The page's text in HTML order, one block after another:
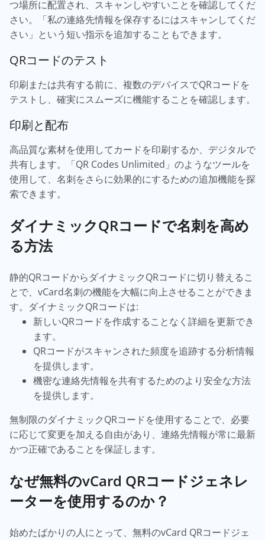
つ場所に配置され、スキャンしやすいことを確認してくだ
さい。「私の連絡先情報を保存するにはスキャンしてくだ
さい」という短い指示を追加することもできます。
QRコードのテスト
印刷または共有する前に、複数のデバイスでQRコードを
テストし、確実にスムーズに機能することを確認します。
印刷と配布
高品質な素材を使用してカードを印刷するか、デジタルで
共有します。「QR Codes Unlimited」のようなツールを
使用して、名刺をさらに効果的にするための追加機能を探
索できます。
ダイナミックQRコードで名刺を高め
る方法
静的QRコードからダイナミックQRコードに切り替えるこ
とで、vCard名刺の機能を大幅に向上させることができま
す。ダイナミックQRコードは:
新しいQRコードを作成することなく詳細を更新でき
ます。
QRコードがスキャンされた頻度を追跡する分析情報
を提供します。
機密な連絡先情報を共有するためのより安全な方法
を提供します。
無制限のダイナミックQRコードを使用することで、必要
に応じて変更を加える自由があり、連絡先情報が常に最新
かつ正確であることを保証します。
なぜ無料のvCard QRコードジェネレ
ーターを使用するのか？
始めたばかりの人にとって、無料のvCard QRコードジェ